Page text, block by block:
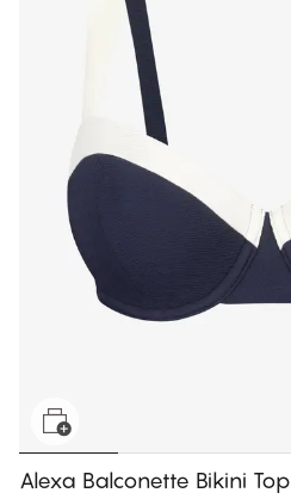
Alexa Balconette Bikini Top